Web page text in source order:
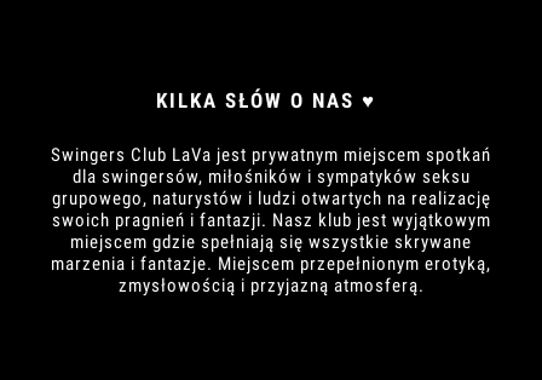
KILKA SŁÓW O NAS ♥
Swingers Club LaVa jest prywatnym miejscem spotkań
dla swingersów, miłośników i sympatyków seksu
grupowego, naturystów i ludzi otwartych na realizację
swoich pragnień i fantazji. Nasz klub jest wyjątkowym
miejscem gdzie spełniają się wszystkie skrywane
marzenia i fantazje. Miejscem przepełnionym erotyką,
zmysłowością i przyjazną atmosferą.